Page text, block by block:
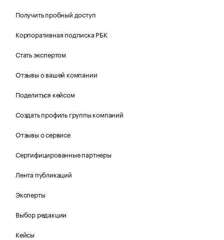
Получить пробный доступ
Корпоративная подписка РБК
Стать экспертом
Отзывы о вашей компании
Поделиться кейсом
Создать профиль группы компаний
Отзывы о сервисе
Сертифицированные партнеры
Лента публикаций
Эксперты
Выбор редакции
Кейсы